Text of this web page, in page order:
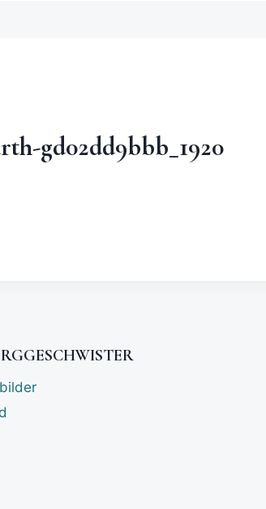
gd02dd9bbb_1920